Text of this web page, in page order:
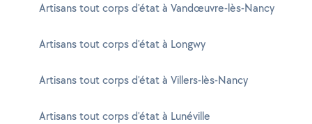
Artisans tout corps d'état à Vandœuvre-lès-Nancy
Artisans tout corps d'état à Longwy
Artisans tout corps d'état à Villers-lès-Nancy
Artisans tout corps d'état à Lunéville